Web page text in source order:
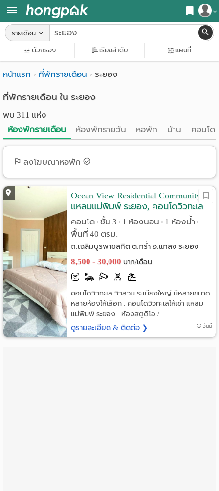
เข้าสู่ระบบ
หน้า
ค้นหา
หอพัก ใกล้ฉัน
ค้นจากสถานีรถไฟฟ้า
ค้นตามจังหวัด
ค้นจากสถานศึกษา
ค้นจากแผนที่
อ
พาร์
ท
ห้อง
พัก
ราย
เดือน
ห้อง
พัก
ราย
วัน
รายเดือน
ตัวกรอง เรียงลำดับ แผนที่
หน้าแรก ที่พักรายเดือน ระยอง
ที่พักรายเดือน ใน ระยอง
พบ 311 แห่ง
ห้องพักรายเดือน
ห้องพักรายวัน หอพัก บ้าน คอนโด
ลงโฆษณาหอพัก
Ocean View Residential Community
แหลมแม่พิมพ์ ระยอง, คอนโดวิวทะเล
วิวสวน ระเบียงใหญ่
คอนโด • ชั้น 3 • 1 ห้องนอน • 1 ห้องน้ำ •
พื้นที่ 40 ตรม.
ถ.เฉลิมบูรพาชลทิต ต.กร่ำ อ.แกลง ระยอง
8,500 - 30,000 บาท/เดือน
คอนโดวิวทะเล วิวสวน ระเบียงใหญ่ มีหลายขนาด
หลายห้องให้เลือก . คอนโดวิวทะเลให้เช่า แหลม
แม่พิมพ์ ระยอง . ห้องสตูดิโอ / ...
ดูรายละเอียด & ติดต่อ ❯ วันนี้